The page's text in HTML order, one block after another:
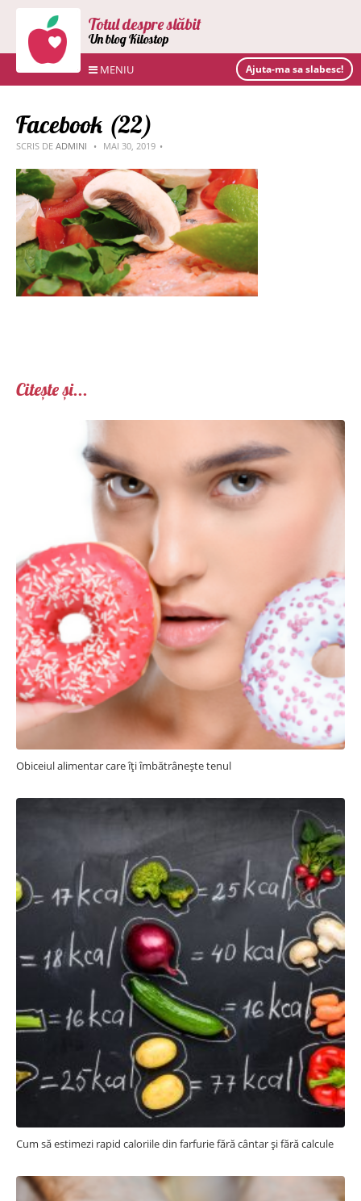
Totul despre slăbit
Un blog Kilostop
MENIU Ajuta-ma sa slabesc!
Facebook (22)
SCRIS DE ADMINI MAI 30, 2019
Citește și...
Obiceiul alimentar care îți îmbătrânește tenul
Cum să estimezi rapid caloriile din farfurie fără cântar și fără calcule